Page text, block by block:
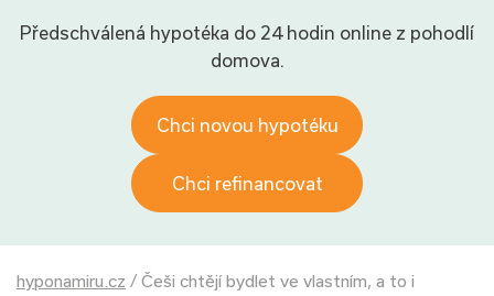
Předschválená hypotéka do 24 hodin online z pohodlí
domova.
Chci novou hypotéku
Chci refinancovat
hyponamiru.cz / Češi chtějí bydlet ve vlastním, a to i